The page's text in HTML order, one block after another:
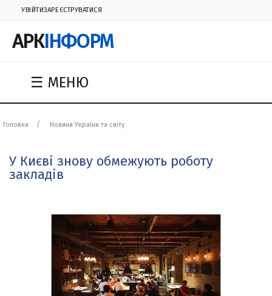
УВІЙТИЗАРЕЄСТРУВАТИСЯ
АРКІНФОРМ
☰ МЕНЮ
Головна Новини України та світу
У Києві знову обмежують роботу
закладів